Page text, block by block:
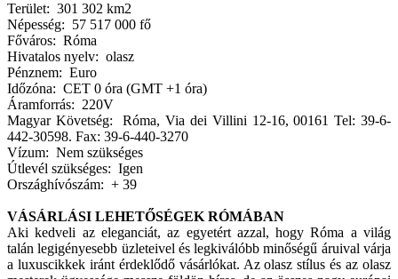
Terület: 301 302 km2
Népesség: 57 517 000 fő
Főváros: Róma
Hivatalos nyelv: olasz
Pénznem: Euro
Időzóna: CET 0 óra (GMT +1 óra)
Áramforrás: 220V
Magyar Követség: Róma, Via dei Villini 12-16, 00161 Tel: 39-6-
442-30598. Fax: 39-6-440-3270
Vízum: Nem szükséges
Útlevél szükséges: Igen
Országhívószám: + 39
VÁSÁRLÁSI LEHETŐSÉGEK RÓMÁBAN
Aki kedveli az eleganciát, az egyetért azzal, hogy Róma a világ
talán legigényesebb üzleteivel és legkiválóbb minőségű áruival várja
a luxuscikkek iránt érdeklődő vásárlókat. Az olasz stílus és az olasz